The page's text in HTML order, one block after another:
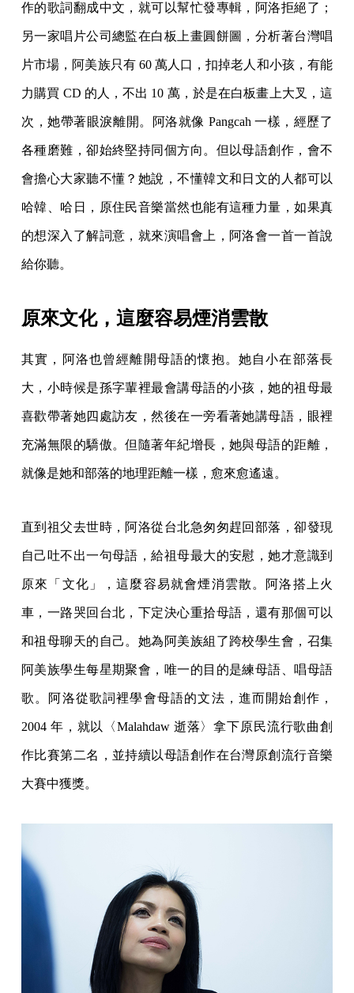
作的歌詞翻成中文，就可以幫忙發專輯，阿洛拒絕了；
另一家唱片公司總監在白板上畫圓餅圖，分析著台灣唱
片市場，阿美族只有 60 萬人口，扣掉老人和小孩，有能
力購買 CD 的人，不出 10 萬，於是在白板畫上大叉，這
次，她帶著眼淚離開。阿洛就像 Pangcah 一樣，經歷了
各種磨難，卻始終堅持同個方向。但以母語創作，會不
會擔心大家聽不懂？她說，不懂韓文和日文的人都可以
哈韓、哈日，原住民音樂當然也能有這種力量，如果真
的想深入了解詞意，就來演唱會上，阿洛會一首一首說
給你聽。
原來文化，這麼容易煙消雲散
其實，阿洛也曾經離開母語的懷抱。她自小在部落長
大，小時候是孫字輩裡最會講母語的小孩，她的祖母最
喜歡帶著她四處訪友，然後在一旁看著她講母語，眼裡
充滿無限的驕傲。但隨著年紀增長，她與母語的距離，
就像是她和部落的地理距離一樣，愈來愈遙遠。
直到祖父去世時，阿洛從台北急匆匆趕回部落，卻發現
自己吐不出一句母語，給祖母最大的安慰，她才意識到
原來「文化」，這麼容易就會煙消雲散。阿洛搭上火
車，一路哭回台北，下定決心重拾母語，還有那個可以
和祖母聊天的自己。她為阿美族組了跨校學生會，召集
阿美族學生每星期聚會，唯一的目的是練母語、唱母語
歌。阿洛從歌詞裡學會母語的文法，進而開始創作，
2004 年，就以〈Malahdaw 逝落〉拿下原民流行歌曲創
作比賽第二名，並持續以母語創作在台灣原創流行音樂
大賽中獲獎。